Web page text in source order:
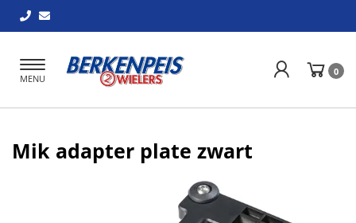
Toggle
navigation
MENU
0
Mik adapter plate zwart